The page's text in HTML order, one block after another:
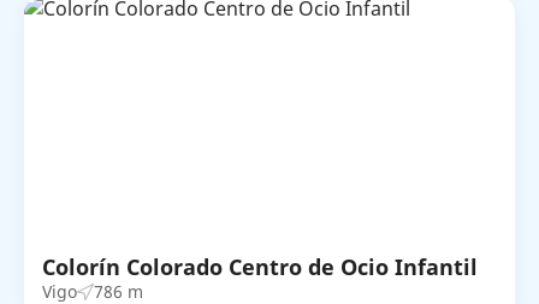
Colorín Colorado Centro de Ocio Infantil
Vigo 786 m